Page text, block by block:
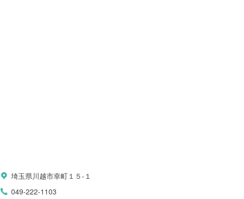
埼玉県川越市幸町１５-１
049-222-1103